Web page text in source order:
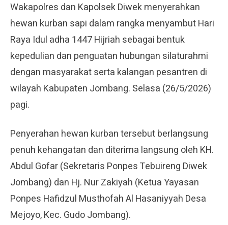
Wakapolres dan Kapolsek Diwek menyerahkan
hewan kurban sapi dalam rangka menyambut Hari
Raya Idul adha 1447 Hijriah sebagai bentuk
kepedulian dan penguatan hubungan silaturahmi
dengan masyarakat serta kalangan pesantren di
wilayah Kabupaten Jombang. Selasa (26/5/2026)
pagi.
Penyerahan hewan kurban tersebut berlangsung
penuh kehangatan dan diterima langsung oleh KH.
Abdul Gofar (Sekretaris Ponpes Tebuireng Diwek
Jombang) dan Hj. Nur Zakiyah (Ketua Yayasan
Ponpes Hafidzul Musthofah Al Hasaniyyah Desa
Mejoyo, Kec. Gudo Jombang).